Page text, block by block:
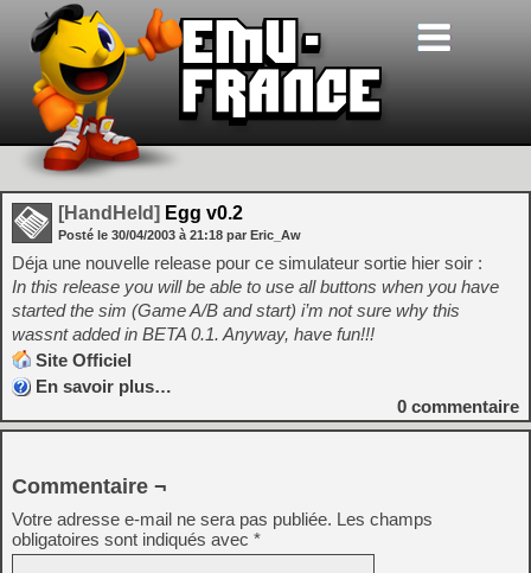
[HandHeld] Egg v0.2
Posté le 30/04/2003 à 21:18 par Eric_Aw
Déja une nouvelle release pour ce simulateur sortie hier soir :
In this release you will be able to use all buttons when you have
started the sim (Game A/B and start) i’m not sure why this
wassnt added in BETA 0.1. Anyway, have fun!!!
Site Officiel
En savoir plus…
0 commentaire
Commentaire ¬
Votre adresse e-mail ne sera pas publiée. Les champs
obligatoires sont indiqués avec *